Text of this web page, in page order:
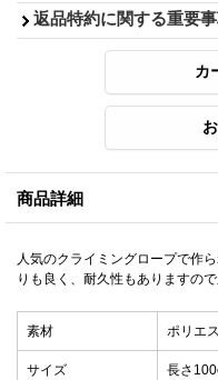
返品特約に関する重要
商品詳細
人気のクライミングロープで作
りも良く、耐久性もありますの
素材 ポリエ
サイズ 長さ